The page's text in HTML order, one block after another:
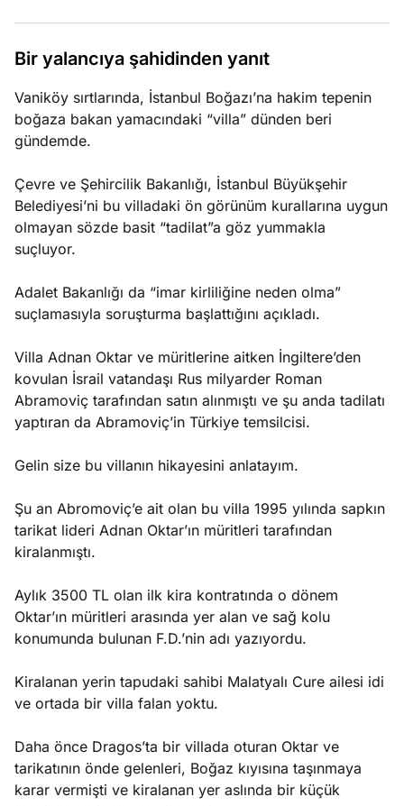
5, 2026
caiz
Köşe
Yazıları
Spor
Yazıları
Bir yalancıya şahidinden yanıt
Vaniköy sırtlarında, İstanbul Boğazı’na hakim tepenin
boğaza bakan yamacındaki “villa” dünden beri
gündemde.
Çevre ve Şehircilik Bakanlığı, İstanbul Büyükşehir
Belediyesi’ni bu villadaki ön görünüm kurallarına uygun
olmayan sözde basit “tadilat”a göz yummakla
suçluyor.
Adalet Bakanlığı da “imar kirliliğine neden olma”
suçlamasıyla soruşturma başlattığını açıkladı.
Villa Adnan Oktar ve müritlerine aitken İngiltere’den
kovulan İsrail vatandaşı Rus milyarder Roman
Abramoviç tarafından satın alınmıştı ve şu anda tadilatı
yaptıran da Abramoviç’in Türkiye temsilcisi.
Gelin size bu villanın hikayesini anlatayım.
Şu an Abromoviç’e ait olan bu villa 1995 yılında sapkın
tarikat lideri Adnan Oktar’ın müritleri tarafından
kiralanmıştı.
Aylık 3500 TL olan ilk kira kontratında o dönem
Oktar’ın müritleri arasında yer alan ve sağ kolu
konumunda bulunan F.D.’nin adı yazıyordu.
Kiralanan yerin tapudaki sahibi Malatyalı Cure ailesi idi
ve ortada bir villa falan yoktu.
Daha önce Dragos’ta bir villada oturan Oktar ve
tarikatının önde gelenleri, Boğaz kıyısına taşınmaya
karar vermişti ve kiralanan yer aslında bir küçük